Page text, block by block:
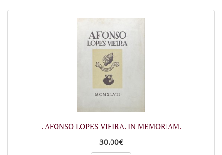
. AFONSO LOPES VIEIRA. IN MEMORIAM.
30.00€